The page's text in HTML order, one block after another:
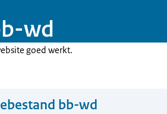
wd
goed werkt.
bb-wd